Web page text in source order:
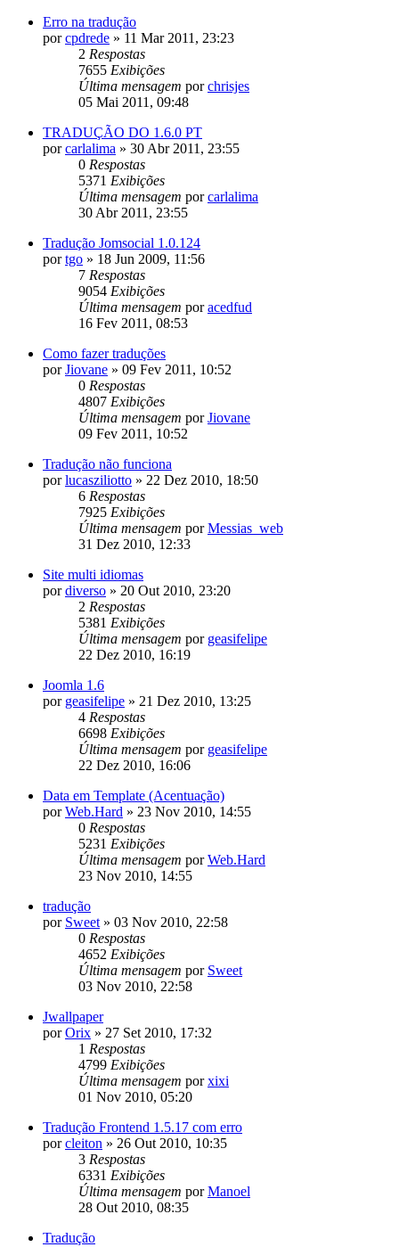
Erro na tradução
porcpdrede » 11 Mar 2011, 23:23
2 Respostas
7655 Exibições
Última mensagem porchrisjes
05 Mai 2011, 09:48
TRADUÇÃO DO 1.6.0 PT
porcarlalima » 30 Abr 2011, 23:55
0 Respostas
5371 Exibições
Última mensagem porcarlalima
30 Abr 2011, 23:55
Tradução Jomsocial 1.0.124
portgo » 18 Jun 2009, 11:56
7 Respostas
9054 Exibições
Última mensagem poracedfud
16 Fev 2011, 08:53
Como fazer traduções
porJiovane » 09 Fev 2011, 10:52
0 Respostas
4807 Exibições
Última mensagem porJiovane
09 Fev 2011, 10:52
Tradução não funciona
porlucasziliotto » 22 Dez 2010, 18:50
6 Respostas
7925 Exibições
Última mensagem porMessias_web
31 Dez 2010, 12:33
Site multi idiomas
pordiverso » 20 Out 2010, 23:20
2 Respostas
5381 Exibições
Última mensagem por geasifelipe
22 Dez 2010, 16:19
Joomla 1.6
por geasifelipe » 21 Dez 2010, 13:25
4 Respostas
6698 Exibições
Última mensagem por geasifelipe
22 Dez 2010, 16:06
Data em Template (Acentuação)
porWeb.Hard » 23 Nov 2010, 14:55
0 Respostas
5231 Exibições
Última mensagem porWeb.Hard
23 Nov 2010, 14:55
tradução
por Sweet » 03 Nov 2010, 22:58
0 Respostas
4652 Exibições
Última mensagem por Sweet
03 Nov 2010, 22:58
Jwallpaper
porOrix » 27 Set 2010, 17:32
1 Respostas
4799 Exibições
Última mensagem porxixi
01 Nov 2010, 05:20
Tradução Frontend 1.5.17 com erro
porcleiton » 26 Out 2010, 10:35
3 Respostas
6331 Exibições
Última mensagem porManoel
28 Out 2010, 08:35
Tradução